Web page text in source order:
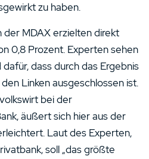
zu haben.
der MDAX erzielten direkt
0,8 Prozent. Experten sehen
dass durch das Ergebnis
Linken ausgeschlossen ist.
bei der
äußert sich hier aus der
Laut des Experten,
soll „das größte